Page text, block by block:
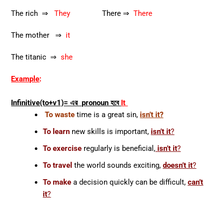
The rich ⇒They There ⇒ There
The mother ⇒ it
The titanic ⇒she
Example:
Infinitive(to+v1)= এর pronoun হবে It
To waste time is a great sin, isn’t it?
To learn new skills is important, isn’t it?
To exercise regularly is beneficial, isn’t it?
To travel the world sounds exciting,doesn’t it?
To make a decision quickly can be difficult,can’t
it?